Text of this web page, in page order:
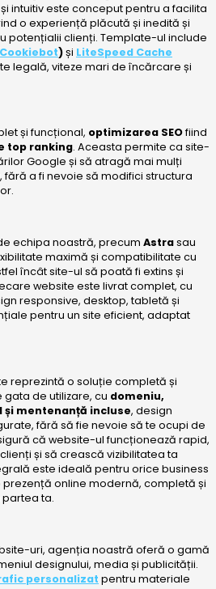
intuitiv este conceput pentru a facilita
o experiență plăcută și inedită și
potențialii clienți. Template-ul include
Cookiebot)și LiteSpeed Cache
legală, viteze mari de încărcare și
și funcțional, optimizarea SEOfiind
top ranking. Aceasta permite ca site-
Google și să atragă mai mulți
a fi nevoie să modifici structura
echipa noastră, precum Astrasau
maximă și compatibilitate cu
încât site-ul să poată fi extins și
website este livrat complet, cu
responsive, desktop, tabletă și
pentru un site eficient, adaptat
reprezintă o soluție completă și
gata de utilizare, cu domeniu,
mentenanță incluse, design
fără să fie nevoie să te ocupi de
că website-ul funcționează rapid,
și să crească vizibilitatea ta
este ideală pentru orice business
online modernă, completă și
ta.
uri, agenția noastră oferă o gamă
designului, media și publicității.
personalizat pentru materiale